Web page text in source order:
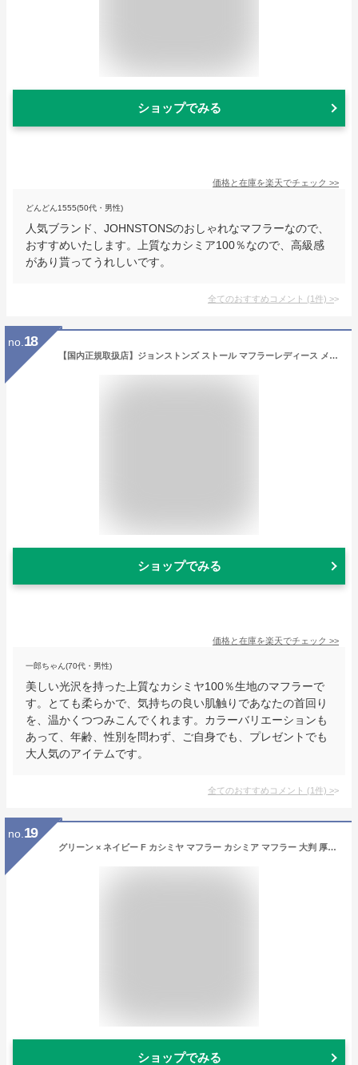
ショップでみる
価格と在庫を楽天でチェック >>
どんどん1555(50代・男性)
人気ブランド、JOHNSTONSのおしゃれなマフラーなので、
おすすめいたします。上質なカシミア100％なので、高級感
があり貰ってうれしいです。
全てのおすすめコメント (1件) >
no. 18
【国内正規取扱店】ジョンストンズ ストール マフラーレディース メンズ カシミア 中判 Johnstons チェック柄 カシミヤ100% ロング 190×35cm WA57 Woven Scarf【国内正規代理店 アイテム 】【2020AW 新作】
ショップでみる
価格と在庫を楽天でチェック >>
一郎ちゃん(70代・男性)
美しい光沢を持った上質なカシミヤ100％生地のマフラーで
す。とても柔らかで、気持ちの良い肌触りであなたの首回り
を、温かくつつみこんでくれます。カラーバリエーションも
あって、年齢、性別を問わず、ご自身でも、プレゼントでも
大人気のアイテムです。
全てのおすすめコメント (1件) >
no. 19
グリーン × ネイビー F カシミヤ マフラー カシミア マフラー 大判 厚手 メンズ チェック柄 チェック ストール 100 男性 ロング リバーシブル カシミヤマフラー カシミアマフラー ギフト プレゼント C0221B-2
ショップでみる